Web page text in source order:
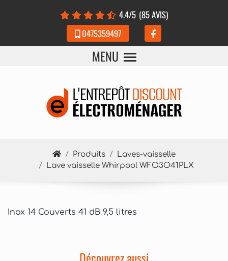
4.4/5 (85 AVIS)
0475359497
MENU
Produits
Laves-vaisselle
Lave vaisselle Whirpool WFO3O41PLX
Inox 14 Couverts 41 dB 9,5 litres